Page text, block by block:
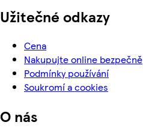
Užitečné odkazy
Cena
Nakupujte online bezpečně
Podmínky používání
Soukromí a cookies
O nás